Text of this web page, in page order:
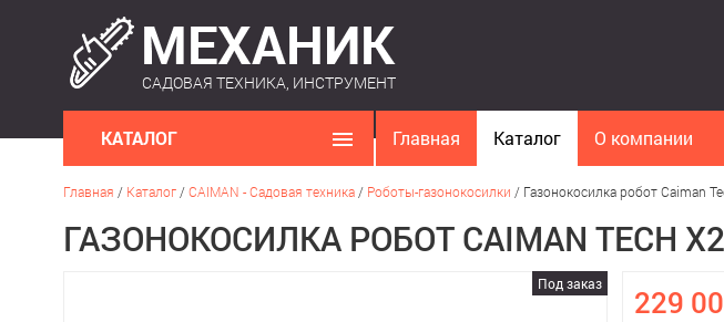
САДОВАЯ ТЕХНИКА, ИНСТРУМЕНТ
КАТАЛОГ Главная Каталог О компании
Главная / Каталог /CAIMAN - Садовая техника / Роботы-газонокосилки / Газонокосилка робот Caiman
ГАЗОНОКОСИЛКА РОБОТ CAIMAN TECH X2
Под заказ 229